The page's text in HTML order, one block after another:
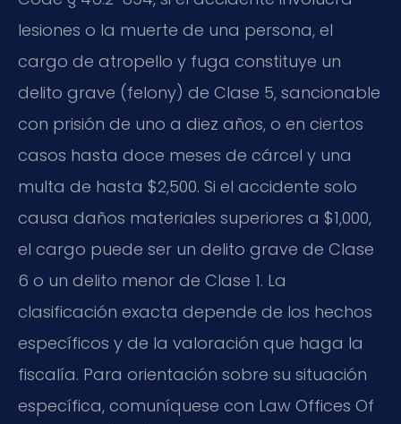
lesiones o la muerte de una persona, el
cargo de atropello y fuga constituye un
delito grave (felony) de Clase 5, sancionable
con prisión de uno a diez años, o en ciertos
casos hasta doce meses de cárcel y una
multa de hasta $2,500. Si el accidente solo
causa daños materiales superiores a $1,000,
el cargo puede ser un delito grave de Clase
6 o un delito menor de Clase 1. La
clasificación exacta depende de los hechos
específicos y de la valoración que haga la
fiscalía. Para orientación sobre su situación
específica, comuníquese con Law Offices Of